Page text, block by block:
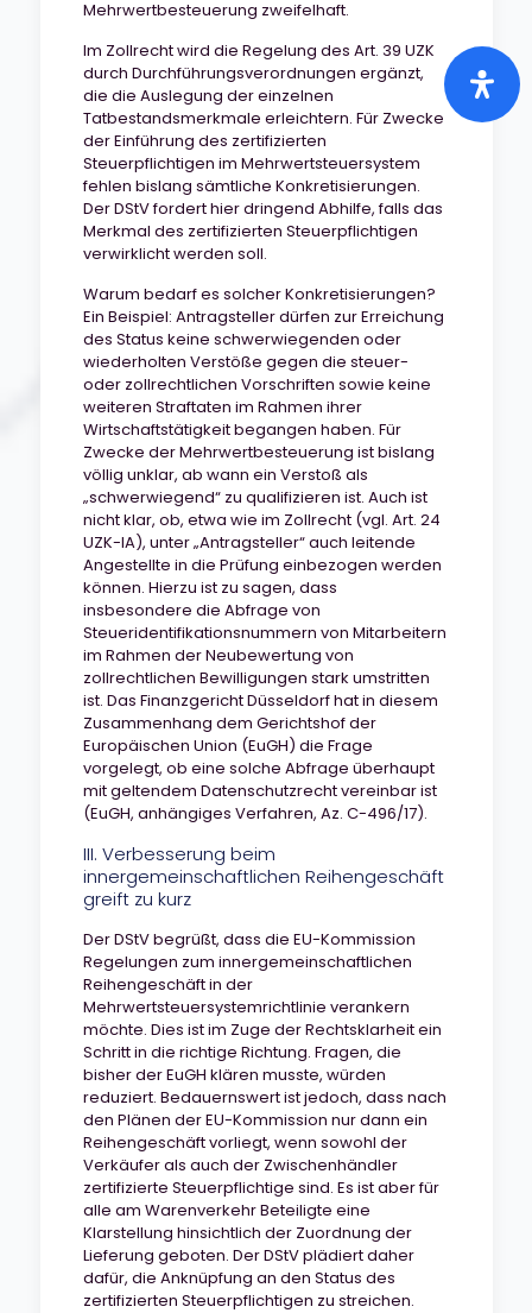
Mehrwertbesteuerung zweifelhaft.
Im Zollrecht wird die Regelung des Art. 39 UZK
durch Durchführungsverordnungen ergänzt,
die die Auslegung der einzelnen
Tatbestandsmerkmale erleichtern. Für Zwecke
der Einführung des zertifizierten
Steuerpflichtigen im Mehrwertsteuersystem
fehlen bislang sämtliche Konkretisierungen.
Der DStV fordert hier dringend Abhilfe, falls das
Merkmal des zertifizierten Steuerpflichtigen
verwirklicht werden soll.
Warum bedarf es solcher Konkretisierungen?
Ein Beispiel: Antragsteller dürfen zur Erreichung
des Status keine schwerwiegenden oder
wiederholten Verstöße gegen die steuer-
oder zollrechtlichen Vorschriften sowie keine
weiteren Straftaten im Rahmen ihrer
Wirtschaftstätigkeit begangen haben. Für
Zwecke der Mehrwertbesteuerung ist bislang
völlig unklar, ab wann ein Verstoß als
„schwerwiegend“ zu qualifizieren ist. Auch ist
nicht klar, ob, etwa wie im Zollrecht (vgl. Art. 24
UZK-IA), unter „Antragsteller“ auch leitende
Angestellte in die Prüfung einbezogen werden
können. Hierzu ist zu sagen, dass
insbesondere die Abfrage von
Steueridentifikationsnummern von Mitarbeitern
im Rahmen der Neubewertung von
zollrechtlichen Bewilligungen stark umstritten
ist. Das Finanzgericht Düsseldorf hat in diesem
Zusammenhang dem Gerichtshof der
Europäischen Union (EuGH) die Frage
vorgelegt, ob eine solche Abfrage überhaupt
mit geltendem Datenschutzrecht vereinbar ist
(EuGH, anhängiges Verfahren, Az. C-496/17).
III. Verbesserung beim
innergemeinschaftlichen Reihengeschäft
greift zu kurz
Der DStV begrüßt, dass die EU-Kommission
Regelungen zum innergemeinschaftlichen
Reihengeschäft in der
Mehrwertsteuersystemrichtlinie verankern
möchte. Dies ist im Zuge der Rechtsklarheit ein
Schritt in die richtige Richtung. Fragen, die
bisher der EuGH klären musste, würden
reduziert. Bedauernswert ist jedoch, dass nach
den Plänen der EU-Kommission nur dann ein
Reihengeschäft vorliegt, wenn sowohl der
Verkäufer als auch der Zwischenhändler
zertifizierte Steuerpflichtige sind. Es ist aber für
alle am Warenverkehr Beteiligte eine
Klarstellung hinsichtlich der Zuordnung der
Lieferung geboten. Der DStV plädiert daher
dafür, die Anknüpfung an den Status des
zertifizierten Steuerpflichtigen zu streichen.